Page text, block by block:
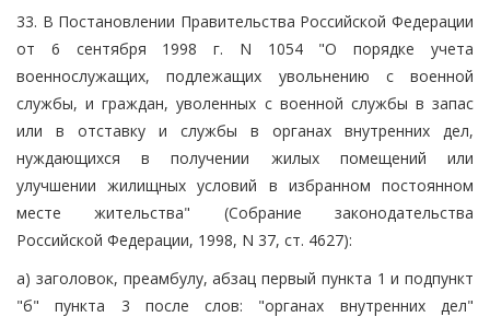
33. В Постановлении Правительства Российской Федерации
от 6 сентября 1998 г. N 1054 "О порядке учета
военнослужащих, подлежащих увольнению с военной
службы, и граждан, уволенных с военной службы в запас
или в отставку и службы в органах внутренних дел,
нуждающихся в получении жилых помещений или
улучшении жилищных условий в избранном постоянном
месте жительства" (Собрание законодательства
Российской Федерации, 1998, N 37, ст. 4627):
а) заголовок, преамбулу, абзац первый пункта 1 и подпункт
"б" пункта 3 после слов: "органах внутренних дел"